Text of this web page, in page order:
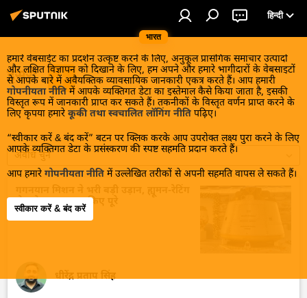
भारत
हिन्दी
हमारे वेबसाईट का प्रदर्शन उत्कृष्ट करने के लिए, अनुकूल प्रासंगिक समाचार उत्पादों
और लक्षित विज्ञापन को दिखाने के लिए, हम अपने और हमारे भागीदारों के वेबसाइटों
से आपके बारे में अवैयक्तिक व्यावसायिक जानकारी एकत्र करते हैं। आप हमारी
गोपनीयता नीतिमें आपके व्यक्तिगत डेटा का इस्तेमाल कैसे किया जाता है, इसकी
विस्तृत रूप में जानकारी प्राप्त कर सकते हैं। तकनीकों के विस्तृत वर्णन प्राप्त करने के
लिए कृपया हमारे कूकी तथा स्वचालित लॉगिंग नीति पढ़िए।
“स्वीकार करें & बंद करें” बटन पर क्लिक करके आप उपरोक्त लक्ष्य पुरा करने के लिए
आपके व्यक्तिगत डेटा के प्रसंस्करण की स्पष्ट सहमति प्रदान करते हैं।
आप हमारे गोपनीयता नीति में उल्लेखित तरीकों से अपनी सहमति वापस ले सकते हैं।
स्वीकार करें & बंद करें
इसरो
अवधि चुनें
से जुड़े अहम पड़ाव किए पूरे
धीरेंद्र प्रताप सिंह